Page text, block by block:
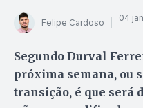
Felipe Cardoso 04
Segundo Durval
próxima semana, ou
transição, é que será